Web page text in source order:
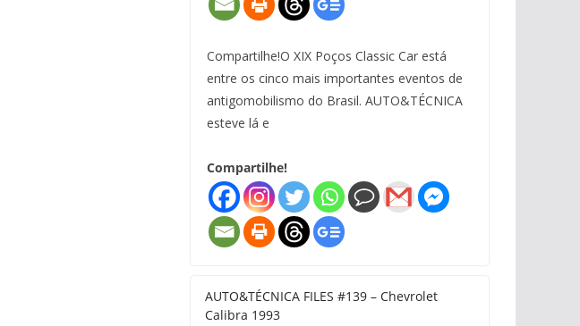
Compartilhe!O XIX Poços Classic Car está
entre os cinco mais importantes eventos de
antigomobilismo do Brasil. AUTO&TÉCNICA
esteve lá e
Compartilhe!
AUTO&TÉCNICA FILES #139 – Chevrolet
Calibra 1993